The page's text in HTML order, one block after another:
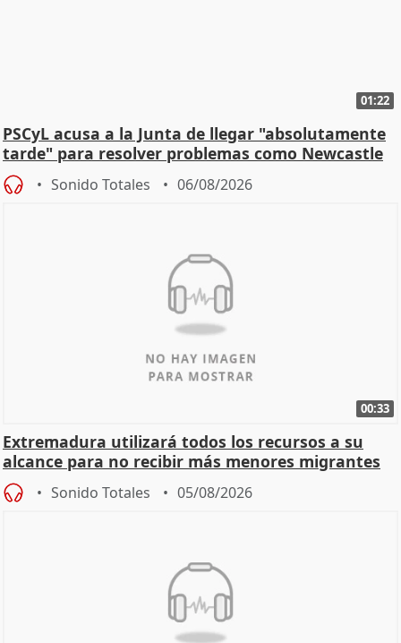
01:22
PSCyL acusa a la Junta de llegar "absolutamente
tarde" para resolver problemas como Newcastle
Sonido Totales 06/08/2026
00:33
Extremadura utilizará todos los recursos a su
alcance para no recibir más menores migrantes
Sonido Totales 05/08/2026